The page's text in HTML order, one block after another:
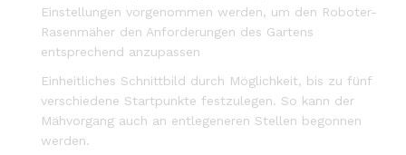
Einstellungen vorgenommen werden, um den Roboter-
Rasenmäher den Anforderungen des Gartens
entsprechend anzupassen
Einheitliches Schnittbild durch Möglichkeit, bis zu fünf
verschiedene Startpunkte festzulegen. So kann der
Mähvorgang auch an entlegeneren Stellen begonnen
werden.